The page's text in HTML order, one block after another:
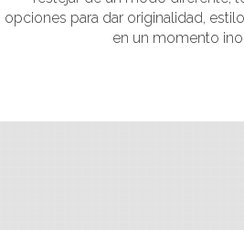
productos, inauguraciones, etc son
festejar de un modo diferente,